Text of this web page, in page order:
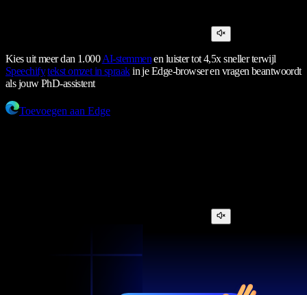
Kies uit meer dan 1.000AI-stemmenen luister tot 4,5x sneller terwijl
Speechify tekst omzet in spraakin je Edge-browser en vragen beantwoordt
als jouw PhD-assistent
Toevoegen aan Edge